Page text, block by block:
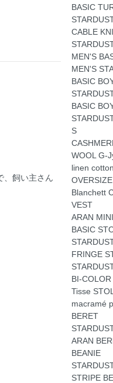
、飼い主さん
BASIC
CABLE
MEN'S
MEN'S
BASIC
BASIC
S
WOOL G-
linen
Blanchett
VEST
ARAN
BASIC
FRINGE
BI-
Tisse
macramé
BERET
ARAN
BEANIE
STRIPE